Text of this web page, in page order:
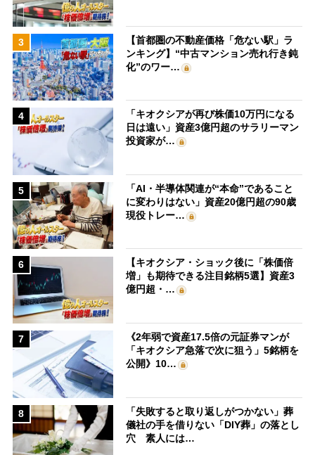
3
【首都圏の不動産価格「危ない駅」ラ
ンキング】“中古マンション売れ行き鈍
化”のワー…
4
「キオクシアが再び株価10万円になる
日は遠い」資産3億円超のサラリーマン
投資家が…
5
「AI・半導体関連が“本命”であること
に変わりはない」資産20億円超の90歳
現役トレー…
6
【キオクシア・ショック後に「株価倍
増」も期待できる注目銘柄5選】資産3
億円超・…
7
《2年弱で資産17.5倍の元証券マンが
「キオクシア急落で次に狙う」5銘柄を
公開》10…
8
「失敗すると取り返しがつかない」葬
儀社の手を借りない「DIY葬」の落とし
穴 素人には…